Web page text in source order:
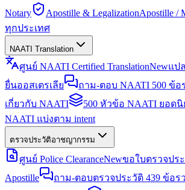
Notary
Apostille & LegalizationApostille /
ทุกประเทศ
NAATI Translation
ศูนย์ NAATI Certified TranslationNewแป
ยื่นออสเตรเลีย
ถาม-ตอบ NAATI 500 ข้อ
เกี่ยวกับ NAATI
500 หัวข้อ NAATI ยอดนิ
NAATI แบ่งตาม intent
ตรวจประวัติอาชญากรรม
ศูนย์ Police ClearanceNewขอใบตรวจปร
Apostille
ถาม-ตอบตรวจประวัติ 439 ข้อร